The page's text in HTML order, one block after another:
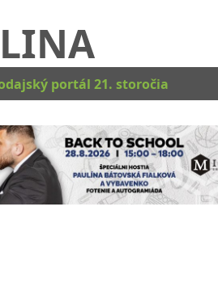
portál 21. storočia